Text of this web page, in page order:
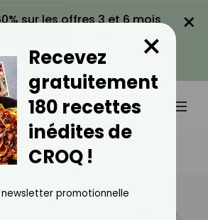
sur les offres 3 et 6 mois
VOIR LA PROMO
×
Culinaires
?
Recevez
gratuitement
180 recettes
inédites de
CROQ !
×
newsletter promotionnelle